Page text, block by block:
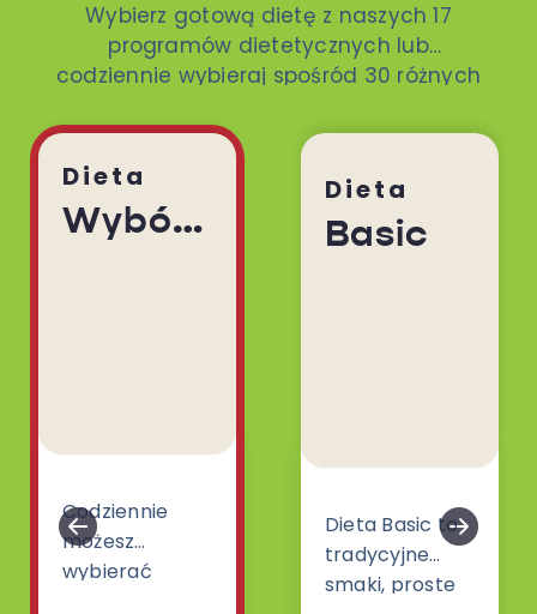
Wybierz gotową dietę z naszych 17
programów dietetycznych lub
codziennie wybieraj spośród 30 różnych
Dieta
Wybór Menu
Codziennie
możesz
wybierać
Dieta
Basic
Dieta Basic to
tradycyjne
smaki, proste